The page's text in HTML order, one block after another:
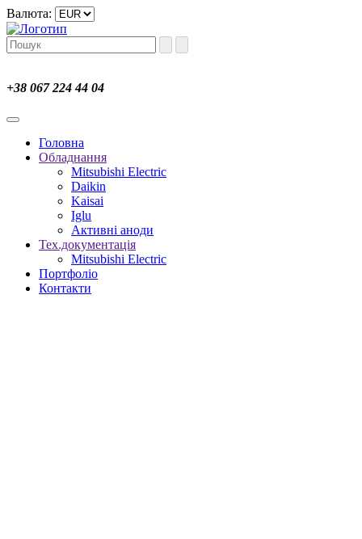
Валюта:
+38 067 224 44 04
Головна
Обладнання
Mitsubishi Electric
Daikin
Kaisai
Iglu
Активні аноди
Тех.документація
Mitsubishi Electric
Портфоліо
Контакти